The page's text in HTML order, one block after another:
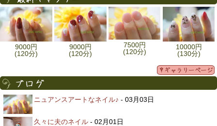
9000円
(120分)
9000円
(120分)
7500円
(120分)
10000円
(130分)
ニュアンスアートなネイル♪ - 03月03日
久々に夫のネイル - 02月01日